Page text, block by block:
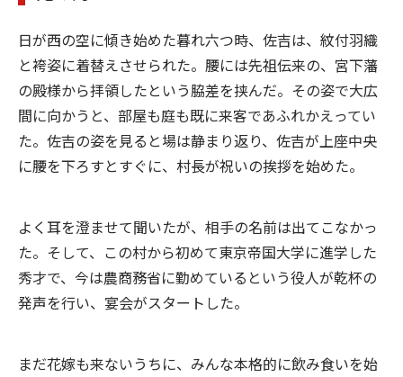
日が西の空に傾き始めた暮れ六つ時、佐吉は、紋付羽織
と袴姿に着替えさせられた。腰には先祖伝来の、宮下藩
の殿様から拝領したという脇差を挟んだ。その姿で大広
間に向かうと、部屋も庭も既に来客であふれかえってい
た。佐吉の姿を見ると場は静まり返り、佐吉が上座中央
に腰を下ろすとすぐに、村長が祝いの挨拶を始めた。
よく耳を澄ませて聞いたが、相手の名前は出てこなかっ
た。そして、この村から初めて東京帝国大学に進学した
秀才で、今は農商務省に勤めているという役人が乾杯の
発声を行い、宴会がスタートした。
まだ花嫁も来ないうちに、みんな本格的に飲み食いを始